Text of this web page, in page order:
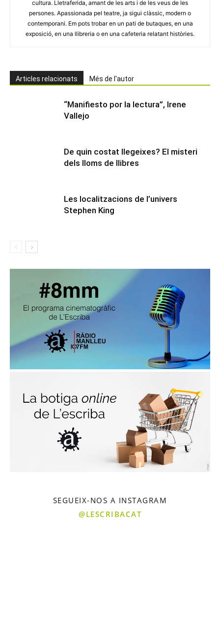
cultura. Lletraferida, amant de les arts i de les veus de les
persones. Apassionada pel teatre, ja sigui clàssic, modern o
contemporani. Em pots trobar en un pati de butaques, en una
exposició, en una llibreria o en una cafeteria relatant històries.
Articles relacionats Més de l'autor
“Manifiesto por la lectura”, Irene
Vallejo
De quin costat llegeixes? El misteri
dels lloms de llibres
Les localitzacions de l’univers
Stephen King
SEGUEIX-NOS A INSTAGRAM
@LESCRIBACAT